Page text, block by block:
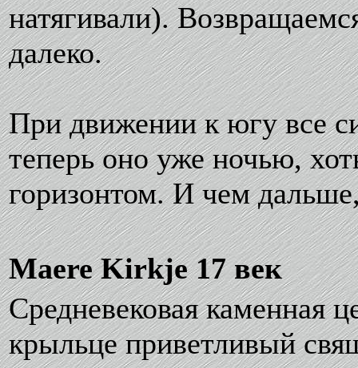
натягивали).
далеко.
При движении к югу все
теперь оно уже ночью,
горизонтом. И чем
Maere Kirkje 17 век
Средневековая каменная
крыльце приветливый